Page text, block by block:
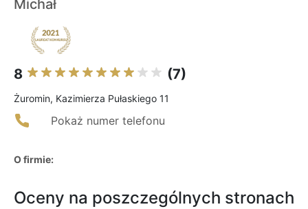
Michał
8 (7)
Żuromin, Kazimierza Pułaskiego 11
Pokaż numer telefonu
O firmie:
Oceny na poszczególnych stronach